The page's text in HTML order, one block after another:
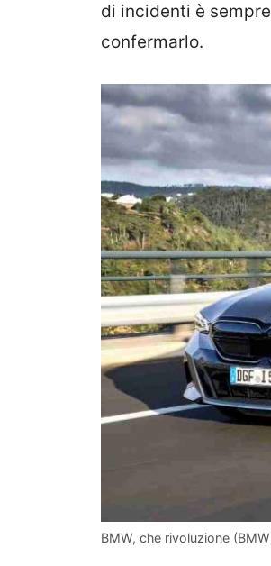
di incidenti è
confermarlo.
BMW, che rivoluzione